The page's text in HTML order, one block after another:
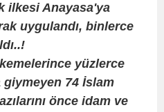
ilkesi Anayasa'ya
uygulandı, binlerce
yüzlerce
74 İslam
önce idam ve